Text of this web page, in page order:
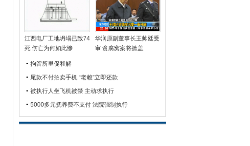
江西电厂工地坍塌已致74
死 伤亡为何如此惨
华润原副董事长王帅廷受
审 贪腐窝案将掀盖
拘留所里促和解
尾款不付拍卖手机 “老赖”立即还款
被执行人坐飞机被禁 主动求执行
5000多元抚养费不支付 法院强制执行